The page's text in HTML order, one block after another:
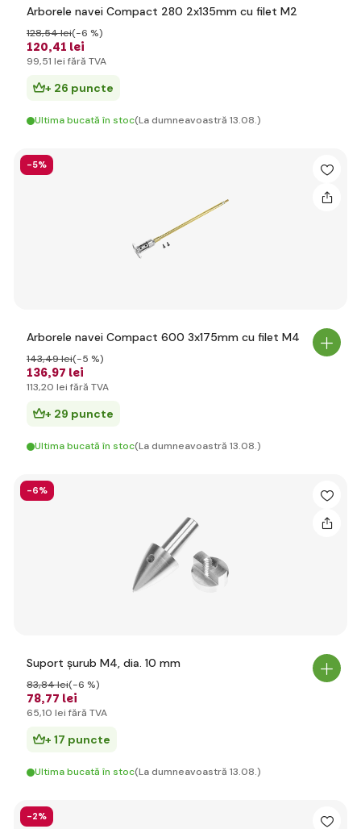
Arborele navei Compact 280 2x135mm cu filet M2
120,41 lei
128,54 lei(-6 %)
99,51 lei fără TVA
+ 26 puncte
Ultima bucată în stoc(La dumneavoastră 13.08.)
-5%
Arborele navei Compact 600 3x175mm cu filet M4
136,97 lei
143,49 lei(-5 %)
113,20 lei fără TVA
+ 29 puncte
Ultima bucată în stoc(La dumneavoastră 13.08.)
-6%
Suport șurub M4, dia. 10 mm
78,77 lei
83,84 lei(-6 %)
65,10 lei fără TVA
+ 17 puncte
Ultima bucată în stoc(La dumneavoastră 13.08.)
-2%